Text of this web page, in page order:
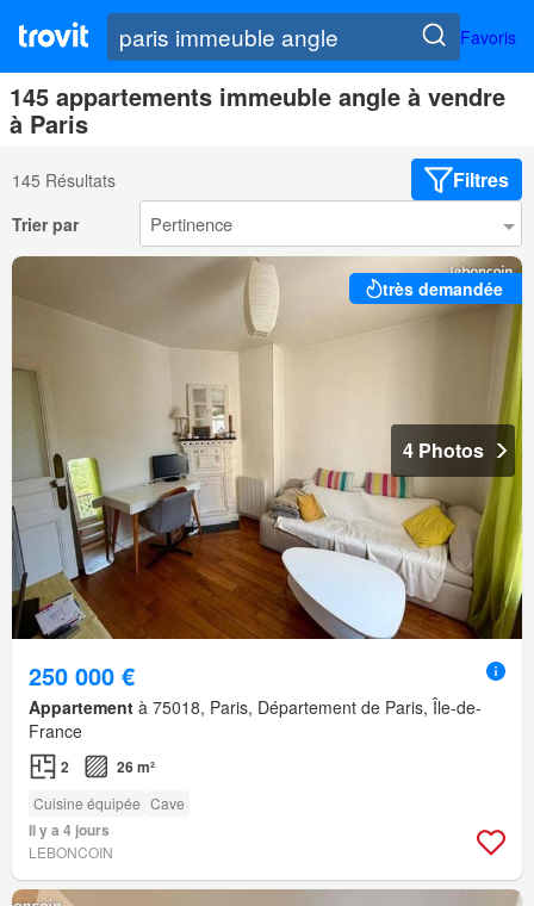
Favoris
145 appartements immeuble angle à vendre
à Paris
145 Résultats Filtres
Trier par
très demandée
4 Photos
250 000 €
Appartement à 75018, Paris, Département de Paris, Île-de-
France
2 26 m²
Cuisine équipée Cave
Il y a 4 jours
LEBONCOIN